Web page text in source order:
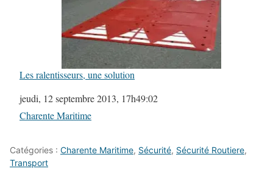
Les ralentisseurs, une solution
Date
jeudi, 12 septembre 2013, 17h49:02
Par rapport à
Charente Maritime
Catégories : Charente Maritime, Sécurité, Sécurité Routiere,
Transport